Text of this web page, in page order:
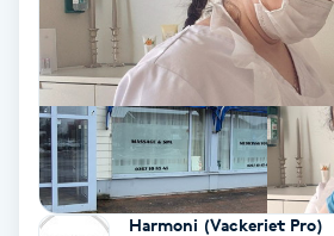
IPL hårborttagning
IR-massage
Japansk massage
Harmoni (Vackeriet Pro)